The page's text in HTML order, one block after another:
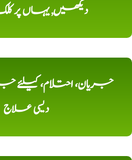
دیکھیں, یہاں پر
جریان، احتلام، کیلئے
دیسی علاج